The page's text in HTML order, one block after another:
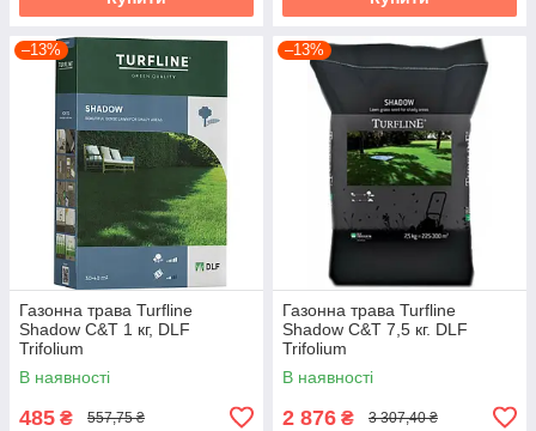
–13%
Газонна трава Turfline
Shadow C&T 1 кг, DLF
Trifolium
В наявності
485 ₴ 557,75 ₴
–13%
Газонна трава Turfline
Shadow C&T 7,5 кг. DLF
Trifolium
В наявності
2 876 ₴ 3 307,40 ₴